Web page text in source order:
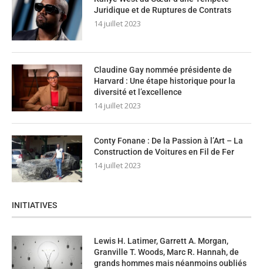
Juridique et de Ruptures de Contrats
14 juillet 2023
Claudine Gay nommée présidente de
Harvard : Une étape historique pour la
diversité et l’excellence
14 juillet 2023
Conty Fonane : De la Passion à l’Art – La
Construction de Voitures en Fil de Fer
14 juillet 2023
INITIATIVES
Lewis H. Latimer, Garrett A. Morgan,
Granville T. Woods, Marc R. Hannah, de
grands hommes mais néanmoins oubliés